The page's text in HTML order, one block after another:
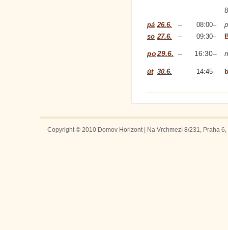
pá 26.6. – 08:00–
so 27.6. – 09:30–
po29.6. – 16:30–
út 30.6. – 14:45–
Copyright © 2010 Domov Horizont | Na Vrchmezí 8/231, Praha